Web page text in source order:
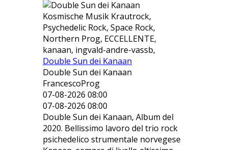
Kosmische Musik Krautrock,
Psychedelic Rock, Space Rock,
Northern Prog, ECCELLENTE,
kanaan, ingvald-andre-vassb,
Double Sun dei Kanaan
Double Sun dei Kanaan
FrancescoProg
07-08-2026 08:00
07-08-2026 08:00
Double Sun dei Kanaan, Album del
2020. Bellissimo lavoro del trio rock
psichedelico strumentale norvegese